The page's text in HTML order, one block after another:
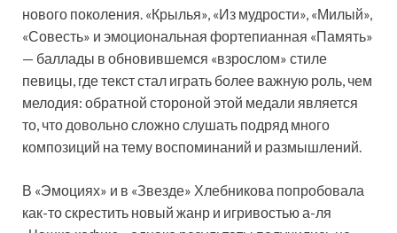
нового поколения. «Крылья», «Из мудрости», «Милый»,
«Совесть» и эмоциональная фортепианная «Память»
— баллады в обновившемся «взрослом» стиле
певицы, где текст стал играть более важную роль, чем
мелодия: обратной стороной этой медали является
то, что довольно сложно слушать подряд много
композиций на тему воспоминаний и размышлений.
В «Эмоциях» и в «Звезде» Хлебникова попробовала
как-то скрестить новый жанр и игривостью а-ля